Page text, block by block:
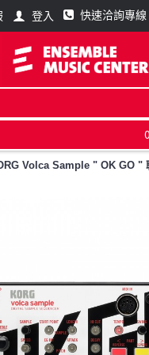
登入 快速洽詢專線
Volca Sample " OK GO "